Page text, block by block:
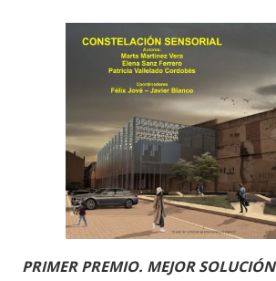
PRIMER PREMIO. MEJOR SOLUCIÓN